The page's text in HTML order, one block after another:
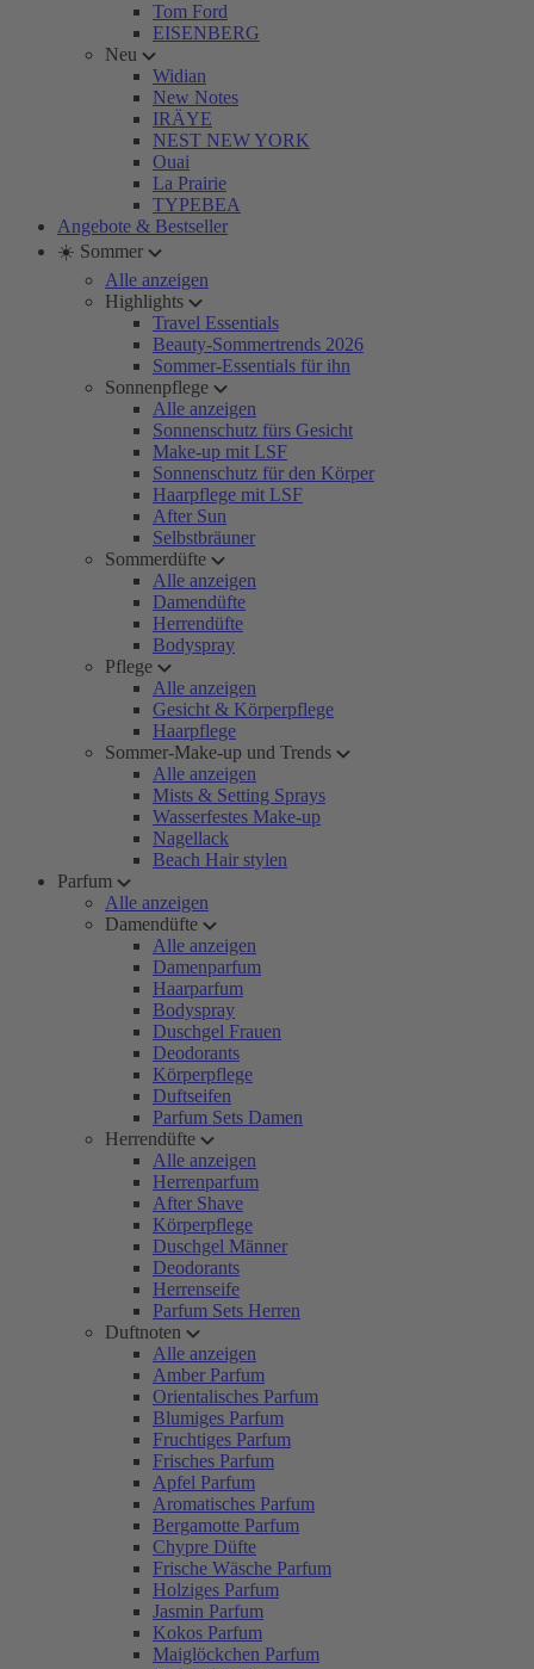
Tom Ford
EISENBERG
Neu
Widian
New Notes
IRÄYE
NEST NEW YORK
Ouai
La Prairie
TYPEBEA
Angebote & Bestseller
☀️ Sommer
Alle anzeigen
Highlights
Travel Essentials
Beauty-Sommertrends 2026
Sommer-Essentials für ihn
Sonnenpflege
Alle anzeigen
Sonnenschutz fürs Gesicht
Make-up mit LSF
Sonnenschutz für den Körper
Haarpflege mit LSF
After Sun
Selbstbräuner
Sommerdüfte
Alle anzeigen
Damendüfte
Herrendüfte
Bodyspray
Pflege
Alle anzeigen
Gesicht & Körperpflege
Haarpflege
Sommer-Make-up und Trends
Alle anzeigen
Mists & Setting Sprays
Wasserfestes Make-up
Nagellack
Beach Hair stylen
Parfum
Alle anzeigen
Damendüfte
Alle anzeigen
Damenparfum
Haarparfum
Bodyspray
Duschgel Frauen
Deodorants
Körperpflege
Duftseifen
Parfum Sets Damen
Herrendüfte
Alle anzeigen
Herrenparfum
After Shave
Körperpflege
Duschgel Männer
Deodorants
Herrenseife
Parfum Sets Herren
Duftnoten
Alle anzeigen
Amber Parfum
Orientalisches Parfum
Blumiges Parfum
Fruchtiges Parfum
Frisches Parfum
Apfel Parfum
Aromatisches Parfum
Bergamotte Parfum
Chypre Düfte
Frische Wäsche Parfum
Holziges Parfum
Jasmin Parfum
Kokos Parfum
Maiglöckchen Parfum